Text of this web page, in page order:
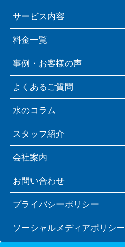
サービス内容
料金一覧
事例・お客様の声
よくあるご質問
水のコラム
スタッフ紹介
会社案内
お問い合わせ
プライバシーポリシー
ソーシャルメディアポリシー